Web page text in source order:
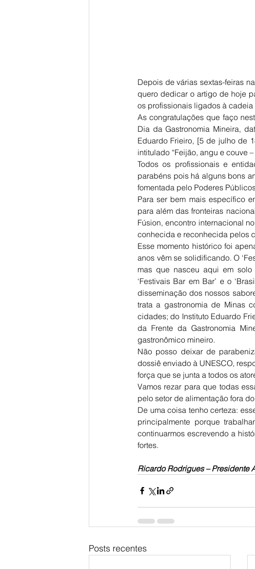
Depois de várias sextas-feiras
quero dedicar o artigo de hoje
os profissionais ligados à
As congratulações que faço
Dia da Gastronomia Mineira,
Eduardo Frieiro, [5 de julho de
intitulado “Feijão, angu e couve
Todos os profissionais e
parabéns pois há alguns bons
fomentada pelo Poderes
Para ser bem mais específico
para além das fronteiras
Fúsion, encontro internacional
conhecida e reconhecida pelos
Esse momento histórico foi
anos vêm se solidificando. O
mas que nasceu aqui em solo
‘Festivais Bar em Bar’ e o
disseminação dos nossos
trata a gastronomia de Minas
cidades; do Instituto Eduardo
da Frente da Gastronomia
gastronômico mineiro.
Não posso deixar de
dossiê enviado à UNESCO,
força que se junta a todos os
Vamos rezar para que todas
pelo setor de alimentação fora
De uma coisa tenho certeza:
principalmente porque
continuarmos escrevendo a
fortes.
Ricardo Rodrigues – Presidente
Posts recentes